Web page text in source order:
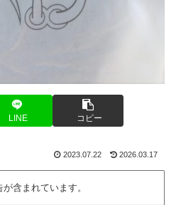
LINE コピー
2023.07.22 2026.03.17
含まれています。